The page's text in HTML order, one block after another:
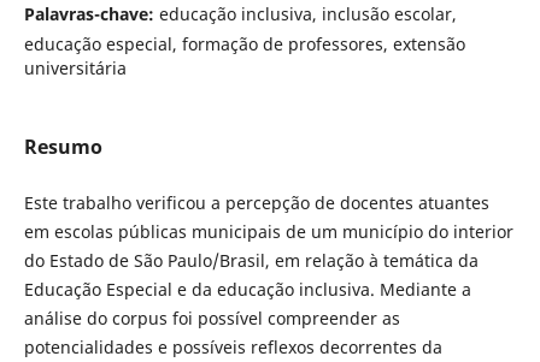
Palavras-chave: educação inclusiva, inclusão escolar,
educação especial, formação de professores, extensão
universitária
Resumo
Este trabalho verificou a percepção de docentes atuantes
em escolas públicas municipais de um município do interior
do Estado de São Paulo/Brasil, em relação à temática da
Educação Especial e da educação inclusiva. Mediante a
análise do corpus foi possível compreender as
potencialidades e possíveis reflexos decorrentes da